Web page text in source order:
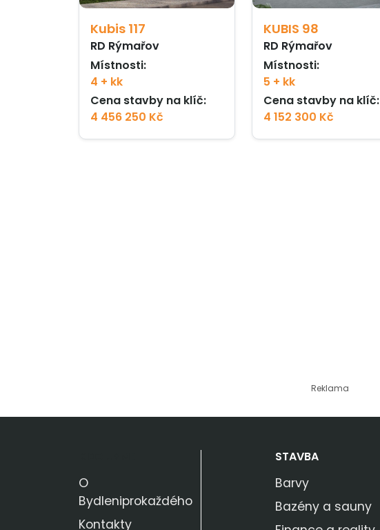
Kubis 117
RD Rýmařov
Místnosti:
4 + kk
Cena stavby na klíč:
4 456 250 Kč
KUBIS 98
RD Rýmařov
Místnosti:
5 + kk
Cena stavby na klíč:
4 152 300 Kč
Reklama
O
Bydleniprokaždého
Kontakty
STAVBA
Barvy
Bazény a sauny